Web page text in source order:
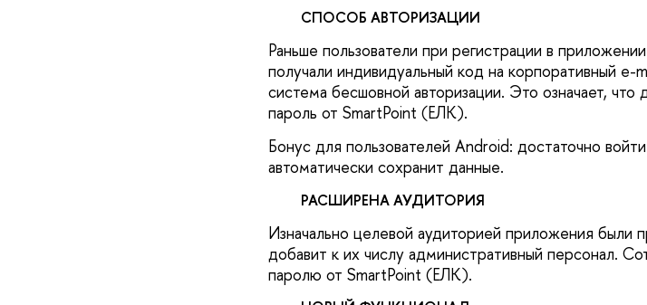
СПОСОБ АВТОРИЗАЦИИ
Раньше пользователи при регистрации в
получали индивидуальный код на корпоративный e-
система бесшовной авторизации. Это означает, что
пароль от SmartPoint (ЕЛК).
Бонус для пользователей Android: достаточно
автоматически сохранит данные.
РАСШИРЕНА АУДИТОРИЯ
Изначально целевой аудиторией приложения были
добавит к их числу административный персонал.
паролю от SmartPoint (ЕЛК).